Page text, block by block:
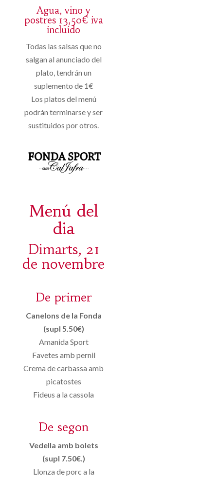
Agua, vino y
postres 13,50€ iva
incluído
Todas las salsas que no
salgan al anunciado del
plato, tendrán un
suplemento de 1€
Los platos del menú
podrán terminarse y ser
sustituidos por otros.
Menú del
dia
Dimarts, 21
de novembre
De primer
Canelons de la Fonda
(supl 5.50€)
Amanida Sport
Favetes amb pernil
Crema de carbassa amb
picatostes
Fideus a la cassola
De segon
Vedella amb bolets
(supl 7.50€.)
Llonza de porc a la